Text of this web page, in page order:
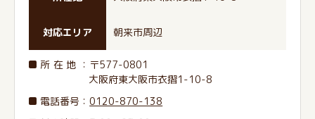
対応エリア 朝来市周辺
所在地 ：〒577-0801
大阪府東大阪市衣摺1-10-8
電話番号 ：0120-870-138